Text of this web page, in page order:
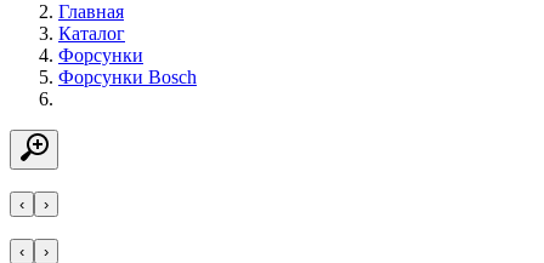
Главная
Каталог
Форсунки
Форсунки Bosch
‹ ›
‹ ›